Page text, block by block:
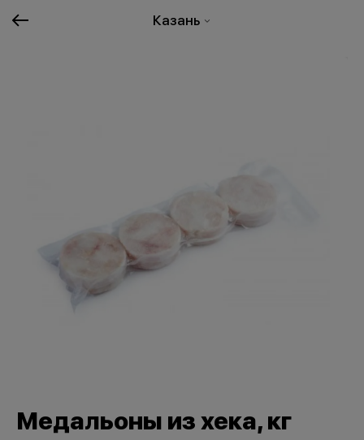
Казань
Медальоны из хека, кг